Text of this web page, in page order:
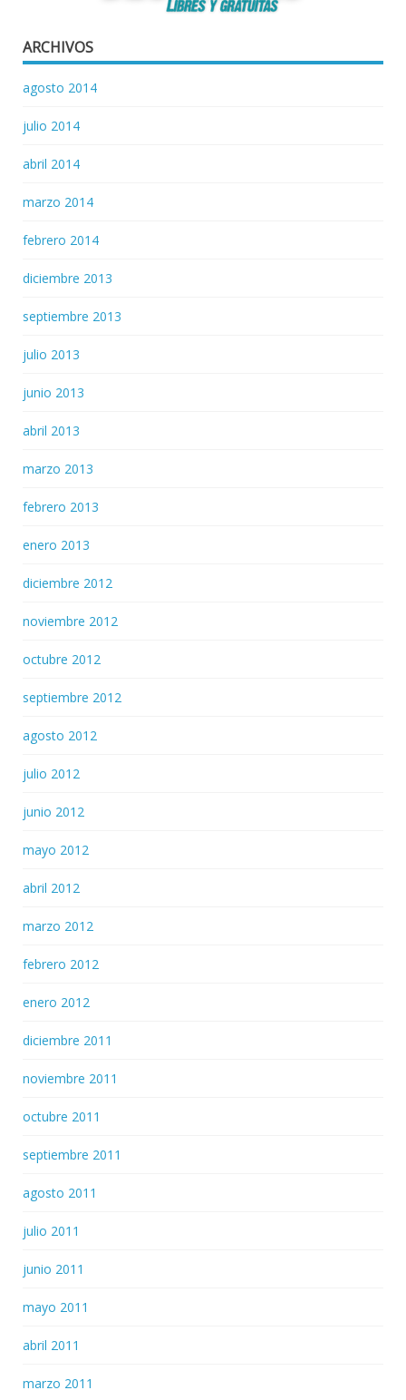
ARCHIVOS
agosto 2014
julio 2014
abril 2014
marzo 2014
febrero 2014
diciembre 2013
septiembre 2013
julio 2013
junio 2013
abril 2013
marzo 2013
febrero 2013
enero 2013
diciembre 2012
noviembre 2012
octubre 2012
septiembre 2012
agosto 2012
julio 2012
junio 2012
mayo 2012
abril 2012
marzo 2012
febrero 2012
enero 2012
diciembre 2011
noviembre 2011
octubre 2011
septiembre 2011
agosto 2011
julio 2011
junio 2011
mayo 2011
abril 2011
marzo 2011